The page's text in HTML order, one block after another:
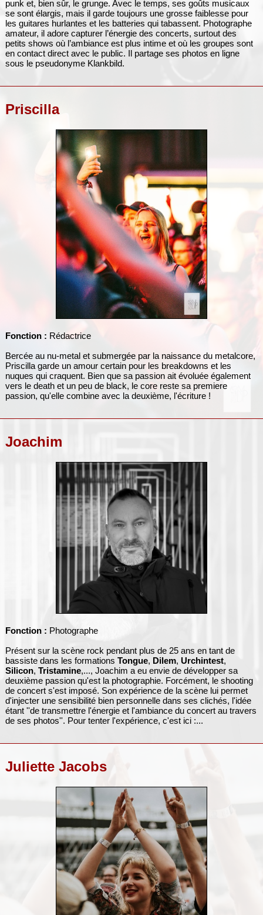
punk et, bien sûr, le grunge. Avec le temps, ses goûts musicaux
se sont élargis, mais il garde toujours une grosse faiblesse pour
les guitares hurlantes et les batteries qui tabassent. Photographe
amateur, il adore capturer l’énergie des concerts, surtout des
petits shows où l’ambiance est plus intime et où les groupes sont
en contact direct avec le public. Il partage ses photos en ligne
sous le pseudonyme Klankbild.
Priscilla
Fonction : Rédactrice
Bercée au nu-metal et submergée par la naissance du metalcore,
Priscilla garde un amour certain pour les breakdowns et les
nuques qui craquent. Bien que sa passion ait évoluée également
vers le death et un peu de black, le core reste sa premiere
passion, qu'elle combine avec la deuxième, l'écriture !
Joachim
Fonction : Photographe
Présent sur la scène rock pendant plus de 25 ans en tant de
bassiste dans les formations Tongue, Dilem, Urchintest,
Silicon, Tristamine,..., Joachim a eu envie de développer sa
deuxième passion qu'est la photographie. Forcément, le shooting
de concert s'est imposé. Son expérience de la scène lui permet
d'injecter une sensibilité bien personnelle dans ses clichés, l'idée
étant ''de transmettre l'énergie et l'ambiance du concert au travers
de ses photos''. Pour tenter l'expérience, c'est ici :...
Juliette Jacobs